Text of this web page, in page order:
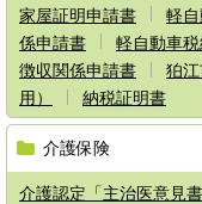
家屋証明申請書
軽
係申請書
軽自動車税
徴収関係申請書
狛
用）
納税証明書
介護保険
介護認定「主治医意見